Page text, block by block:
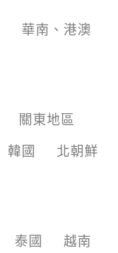
華南、港澳
關東地區
韓國
北朝鮮
泰國
越南